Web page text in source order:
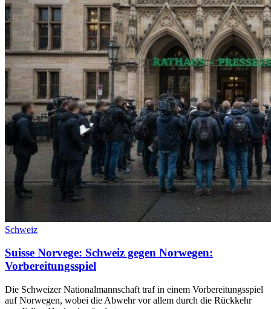
Schweiz
Suisse Norvege: Schweiz gegen Norwegen:
Vorbereitungsspiel
Die Schweizer Nationalmannschaft traf in einem Vorbereitungsspiel
auf Norwegen, wobei die Abwehr vor allem durch die Rückkehr